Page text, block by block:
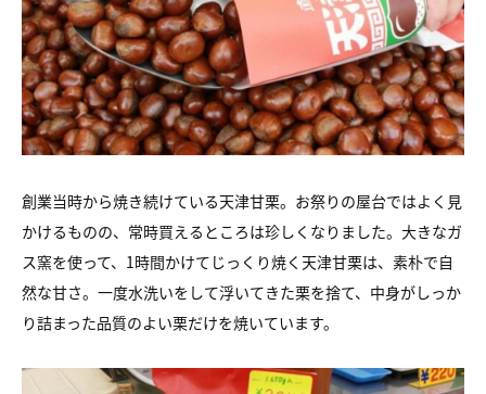
創業当時から焼き続けている天津甘栗。お祭りの屋台ではよく見
かけるものの、常時買えるところは珍しくなりました。大きなガ
ス窯を使って、1時間かけてじっくり焼く天津甘栗は、素朴で自
然な甘さ。一度水洗いをして浮いてきた栗を捨て、中身がしっか
り詰まった品質のよい栗だけを焼いています。